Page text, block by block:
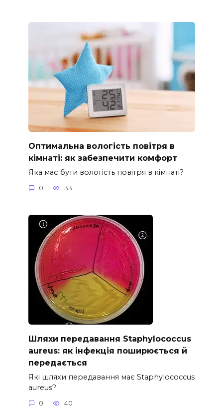
Оптимальна вологість повітря в
кімнаті: як забезпечити комфорт
Яка має бути вологість повітря в кімнаті?
0 33
Шляхи передавання Staphylococcus
aureus: як інфекція поширюється й
передається
Які шляхи передавання має Staphylococcus
aureus?
0 40